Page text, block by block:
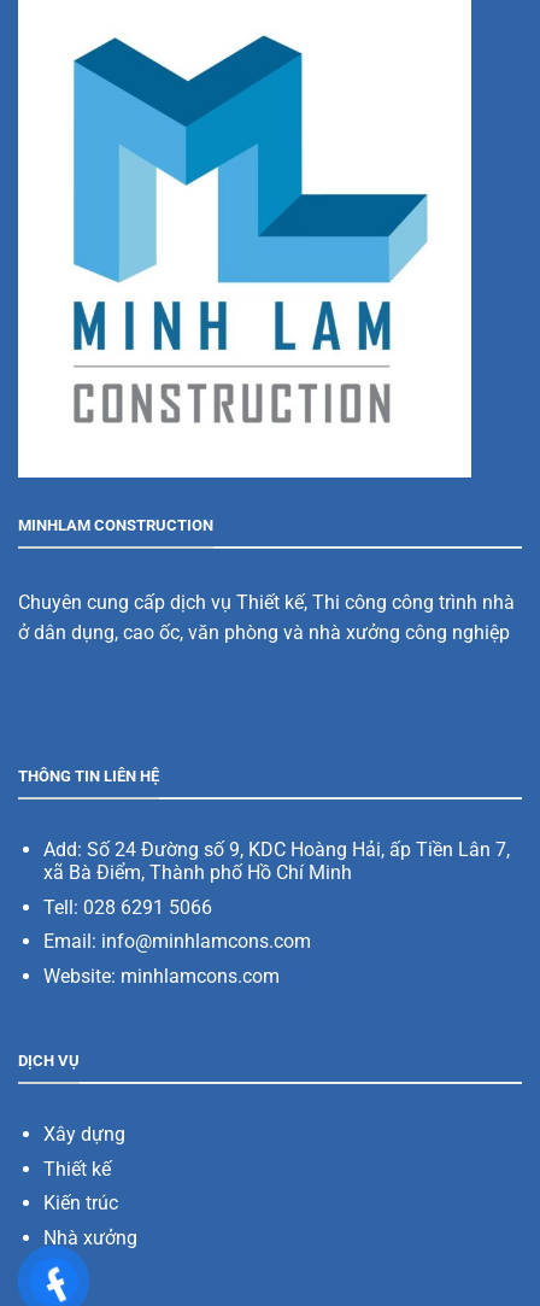
MINHLAM CONSTRUCTION
Chuyên cung cấp dịch vụ Thiết kế, Thi công công trình nhà
ở dân dụng, cao ốc, văn phòng và nhà xưởng công nghiệp
THÔNG TIN LIÊN HỆ
Add: Số 24 Đường số 9, KDC Hoàng Hải, ấp Tiền Lân 7,
xã Bà Điểm, Thành phố Hồ Chí Minh
Tell: 028 6291 5066
Email: info@minhlamcons.com
Website: minhlamcons.com
DỊCH VỤ
Xây dựng
Thiết kế
Kiến trúc
Nhà xưởng